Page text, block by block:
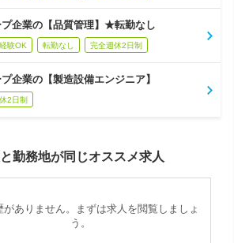
プ企業の【品質管理】★転勤なし
験OK 転勤なし 完全週休2日制
企業の【製造設備エンジニア】
2日制
勤務地が同じオススメ求人
がありません。まずは求人を閲覧しましょ
う。